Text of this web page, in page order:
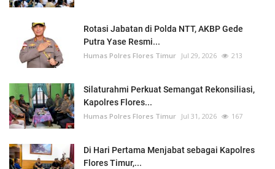
Rotasi Jabatan di Polda NTT, AKBP Gede
Putra Yase Resmi...
Humas Polres Flores Timur Jul 29, 2026 213
Silaturahmi Perkuat Semangat Rekonsiliasi,
Kapolres Flores...
Humas Polres Flores Timur Jul 31, 2026 167
Di Hari Pertama Menjabat sebagai Kapolres
Flores Timur,...